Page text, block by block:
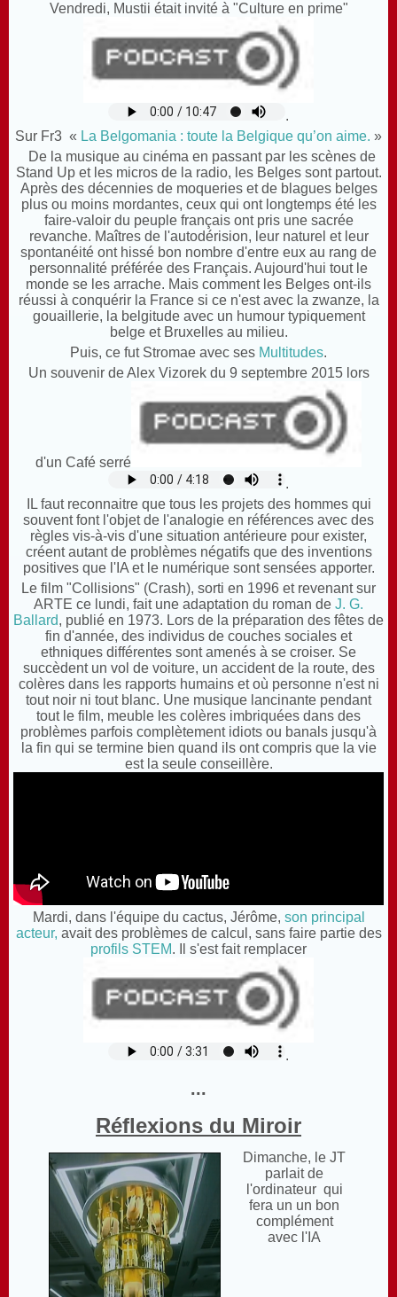
Vendredi, Mustii était invité à "Culture en prime"
.
Sur Fr3 « La Belgomania : toute la Belgique qu’on aime. »
De la musique au cinéma en passant par les scènes de
Stand Up et les micros de la radio, les Belges sont partout.
Après des décennies de moqueries et de blagues belges
plus ou moins mordantes, ceux qui ont longtemps été les
faire-valoir du peuple français ont pris une sacrée
revanche. Maîtres de l'autodérision, leur naturel et leur
spontanéité ont hissé bon nombre d'entre eux au rang de
personnalité préférée des Français. Aujourd'hui tout le
monde se les arrache. Mais comment les Belges ont-ils
réussi à conquérir la France si ce n'est avec la zwanze, la
gouaillerie, la belgitude avec un humour typiquement
belge et Bruxelles au milieu.
Puis, ce fut Stromae avec ses Multitudes.
Un souvenir de Alex Vizorek du 9 septembre 2015 lors
d'un Café serré
.
IL faut reconnaitre que tous les projets des hommes qui
souvent font l'objet de l'analogie en références avec des
règles vis-à-vis d'une situation antérieure pour exister,
créent autant de problèmes négatifs que des inventions
positives que l'IA et le numérique sont sensées apporter.
Le film "Collisions" (Crash), sorti en 1996 et revenant sur
ARTE ce lundi, fait une adaptation du roman de J. G.
Ballard, publié en 1973. Lors de la préparation des fêtes de
fin d'année, des individus de couches sociales et
ethniques différentes sont amenés à se croiser. Se
succèdent un vol de voiture, un accident de la route, des
colères dans les rapports humains et où personne n'est ni
tout noir ni tout blanc. Une musique lancinante pendant
tout le film, meuble les colères imbriquées dans des
problèmes parfois complètement idiots ou banals jusqu'à
la fin qui se termine bien quand ils ont compris que la vie
est la seule conseillère.
Mardi, dans l'équipe du cactus, Jérôme, son principal
acteur, avait des problèmes de calcul, sans faire partie des
profils STEM. Il s'est fait remplacer
.
...
Réflexions du Miroir
Dimanche, le JT
parlait de
l'ordinateur qui
fera un un bon
complément
avec l'IA